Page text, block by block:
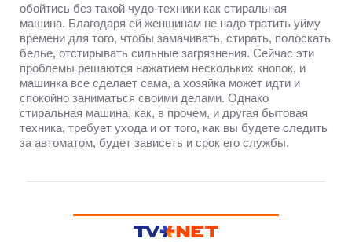
обойтись без такой чудо-техники как стиральная
машина. Благодаря ей женщинам не надо тратить уйму
времени для того, чтобы замачивать, стирать, полоскать
белье, отстирывать сильные загрязнения. Сейчас эти
проблемы решаются нажатием нескольких кнопок, и
машинка все сделает сама, а хозяйка может идти и
спокойно заниматься своими делами. Однако
стиральная машина, как, в прочем, и другая бытовая
техника, требует ухода и от того, как вы будете следить
за автоматом, будет зависеть и срок его службы.